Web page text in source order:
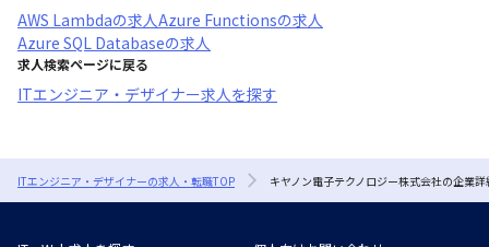
AWS Lambdaの求人Azure Functionsの求人
Azure SQL Databaseの求人
求人検索ページに戻る
ITエンジニア・デザイナー求人を探す
ITエンジニア・デザイナーの求人・転職TOP キヤノン電子テクノロジー株式会社の企業詳